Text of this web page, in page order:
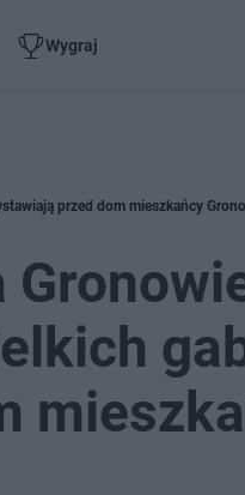
Wygraj
przed dom mieszkańcy